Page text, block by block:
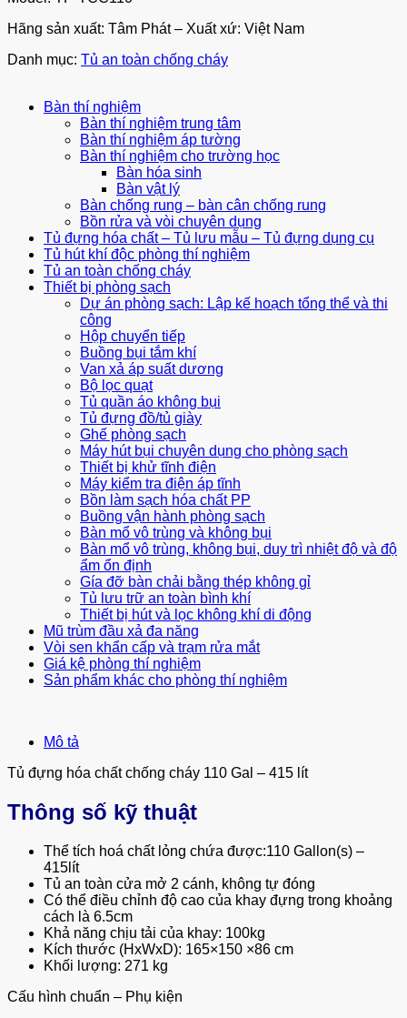
Hãng sản xuất: Tâm Phát – Xuất xứ: Việt Nam
Danh mục: Tủ an toàn chống cháy
Bàn thí nghiệm
Bàn thí nghiệm trung tâm
Bàn thí nghiệm áp tường
Bàn thí nghiệm cho trường học
Bàn hóa sinh
Bàn vật lý
Bàn chống rung – bàn cân chống rung
Bồn rửa và vòi chuyên dụng
Tủ đựng hóa chất – Tủ lưu mẫu – Tủ đựng dụng cụ
Tủ hút khí độc phòng thí nghiệm
Tủ an toàn chống cháy
Thiết bị phòng sạch
Dự án phòng sạch: Lập kế hoạch tổng thể và thi
công
Hộp chuyển tiếp
Buồng bụi tắm khí
Van xả áp suất dương
Bộ lọc quạt
Tủ quần áo không bụi
Tủ đựng đồ/tủ giày
Ghế phòng sạch
Máy hút bụi chuyên dụng cho phòng sạch
Thiết bị khử tĩnh điện
Máy kiểm tra điện áp tĩnh
Bồn làm sạch hóa chất PP
Buồng vận hành phòng sạch
Bàn mổ vô trùng và không bụi
Bàn mổ vô trùng, không bụi, duy trì nhiệt độ và độ
ẩm ổn định
Gía đỡ bàn chải bằng thép không gỉ
Tủ lưu trữ an toàn bình khí
Thiết bị hút và lọc không khí di động
Mũ trùm đầu xả đa năng
Vòi sen khẩn cấp và trạm rửa mắt
Giá kệ phòng thí nghiệm
Sản phẩm khác cho phòng thí nghiệm
Mô tả
Tủ đựng hóa chất chống cháy 110 Gal – 415 lít
Thông số kỹ thuật
Thể tích hoá chất lỏng chứa được:110 Gallon(s) –
415lít
Tủ an toàn cửa mở 2 cánh, không tự đóng
Có thể điều chỉnh độ cao của khay đựng trong khoảng
cách là 6.5cm
Khả năng chịu tải của khay: 100kg
Kích thước (HxWxD): 165×150 ×86 cm
Khối lượng: 271 kg
Cấu hình chuẩn – Phụ kiện